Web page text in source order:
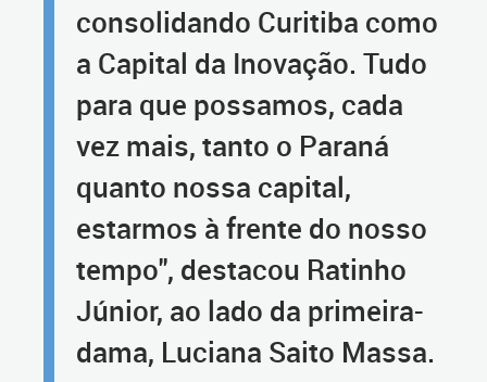
consolidando Curitiba como
a Capital da Inovação. Tudo
para que possamos, cada
vez mais, tanto o Paraná
quanto nossa capital,
estarmos à frente do nosso
tempo", destacou Ratinho
Júnior, ao lado da primeira-
dama, Luciana Saito Massa.